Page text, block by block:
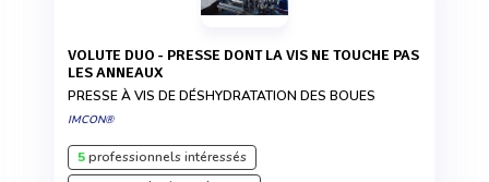
VOLUTE DUO - PRESSE DONT LA VIS NE TOUCHE PAS
LES ANNEAUX
PRESSE À VIS DE DÉSHYDRATATION DES BOUES
IMCON®
5professionnels intéressés